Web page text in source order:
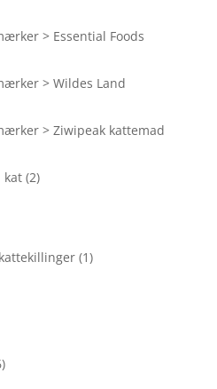
> Essential Foods
> Wildes Land
> Ziwipeak kattemad
kat (2)
(1)